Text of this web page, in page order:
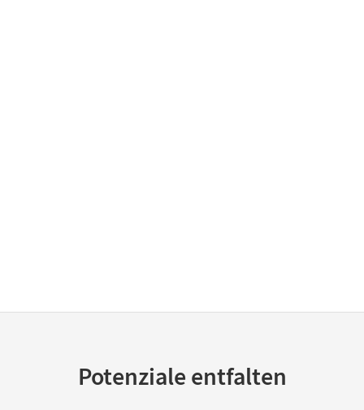
Potenziale entfalten